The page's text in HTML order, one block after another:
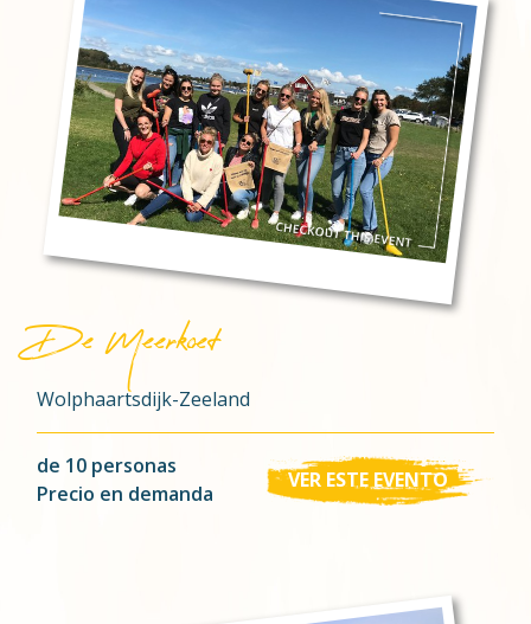
De Meerkoet
Wolphaartsdijk-Zeeland
de 10 personas
Precio en demanda
VER ESTE EVENTO